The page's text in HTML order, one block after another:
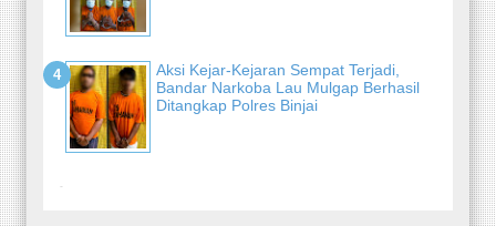
Aksi Kejar-Kejaran Sempat Terjadi,
Bandar Narkoba Lau Mulgap Berhasil
Ditangkap Polres Binjai
-